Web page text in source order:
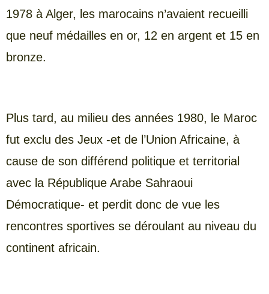
1978 à Alger, les marocains n’avaient recueilli
que neuf médailles en or, 12 en argent et 15 en
bronze.
Plus tard, au milieu des années 1980, le Maroc
fut exclu des Jeux -et de l’Union Africaine, à
cause de son différend politique et territorial
avec la République Arabe Sahraoui
Démocratique- et perdit donc de vue les
rencontres sportives se déroulant au niveau du
continent africain.